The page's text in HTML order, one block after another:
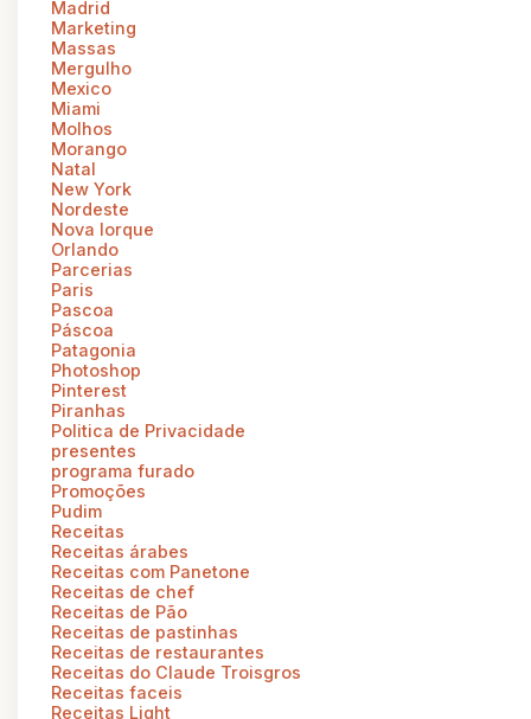
Madrid
Marketing
Massas
Mergulho
Mexico
Miami
Molhos
Morango
Natal
New York
Nordeste
Nova Iorque
Orlando
Parcerias
Paris
Pascoa
Páscoa
Patagonia
Photoshop
Pinterest
Piranhas
Politica de Privacidade
presentes
programa furado
Promoções
Pudim
Receitas
Receitas árabes
Receitas com Panetone
Receitas de chef
Receitas de Pão
Receitas de pastinhas
Receitas de restaurantes
Receitas do Claude Troisgros
Receitas faceis
Receitas Light